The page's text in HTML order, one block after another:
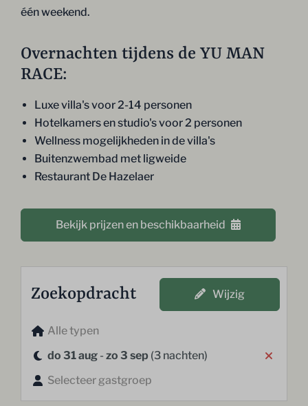
één weekend.
Overnachten tijdens de YU MAN
RACE:
Luxe villa's voor 2-14 personen
Hotelkamers en studio's voor 2 personen
Wellness mogelijkheden in de villa's
Buitenzwembad met ligweide
Restaurant De Hazelaer
Bekijk prijzen en beschikbaarheid
Zoekopdracht Wijzig
Alle typen
do 31 aug -zo 3 sep (3 nachten)
Selecteer gastgroep